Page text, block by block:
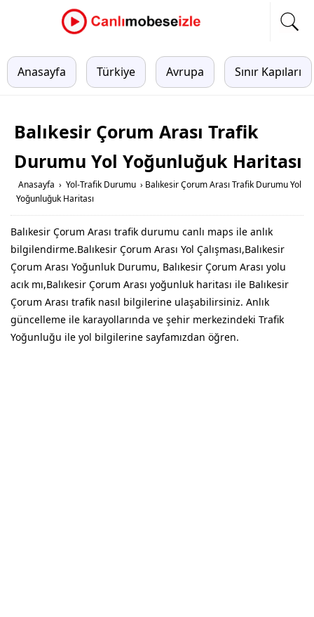
Anasayfa Türkiye Avrupa Sınır Kapıları
Balıkesir Çorum Arası Trafik
Durumu Yol Yoğunluğuk Haritası
Anasayfa › Yol-Trafik Durumu › Balıkesir Çorum Arası Trafik Durumu Yol
Yoğunluğuk Haritası
Balıkesir Çorum Arası trafik durumu canlı maps ile anlık
bilgilendirme.Balıkesir Çorum Arası Yol Çalışması,Balıkesir
Çorum Arası Yoğunluk Durumu, Balıkesir Çorum Arası yolu
acık mı,Balıkesir Çorum Arası yoğunluk haritası ile Balıkesir
Çorum Arası trafik nasıl bilgilerine ulaşabilirsiniz. Anlık
güncelleme ile karayollarında ve şehir merkezindeki Trafik
Yoğunluğu ile yol bilgilerine sayfamızdan öğren.